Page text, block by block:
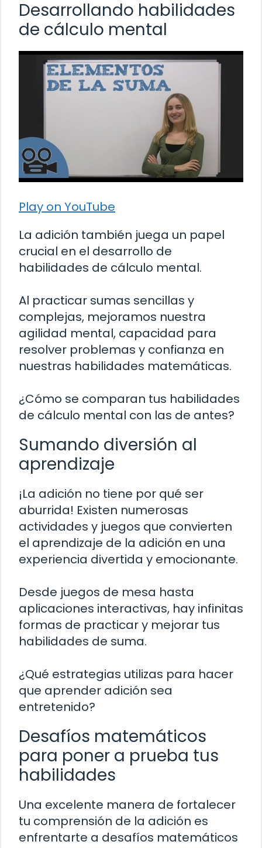
Desarrollando habilidades
de cálculo mental
Play on YouTube
La adición también juega un papel
crucial en el desarrollo de
habilidades de cálculo mental.
Al practicar sumas sencillas y
complejas, mejoramos nuestra
agilidad mental, capacidad para
resolver problemas y confianza en
nuestras habilidades matemáticas.
¿Cómo se comparan tus habilidades
de cálculo mental con las de antes?
Sumando diversión al
aprendizaje
¡La adición no tiene por qué ser
aburrida! Existen numerosas
actividades y juegos que convierten
el aprendizaje de la adición en una
experiencia divertida y emocionante.
Desde juegos de mesa hasta
aplicaciones interactivas, hay infinitas
formas de practicar y mejorar tus
habilidades de suma.
¿Qué estrategias utilizas para hacer
que aprender adición sea
entretenido?
Desafíos matemáticos
para poner a prueba tus
habilidades
Una excelente manera de fortalecer
tu comprensión de la adición es
enfrentarte a desafíos matemáticos